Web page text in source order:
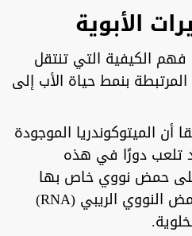
الأبوية
الكيفية التي تنتقل
بنمط حياة الأب إلى
أن الميتوكوندريا الموجودة
تلعب دورًا في هذه
على حمض نووي خاص بها
ويمكنها إنتاج جزيئات الحمض النووي الريبي (RNA)